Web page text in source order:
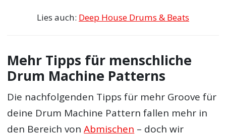
Lies auch: Deep House Drums & Beats
Mehr Tipps für menschliche
Drum Machine Patterns
Die nachfolgenden Tipps für mehr Groove für
deine Drum Machine Pattern fallen mehr in
den Bereich vonAbmischen – doch wir